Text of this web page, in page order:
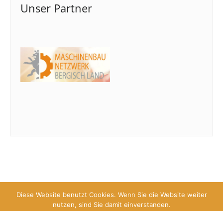
Unser Partner
Copyright © 2026 Kompetenznetzwerk für Oberflächentechnik e.V.
Diese Website benutzt Cookies. Wenn Sie die Website weiter
nutzen, sind Sie damit einverstanden.